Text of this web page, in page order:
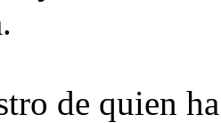
de quien